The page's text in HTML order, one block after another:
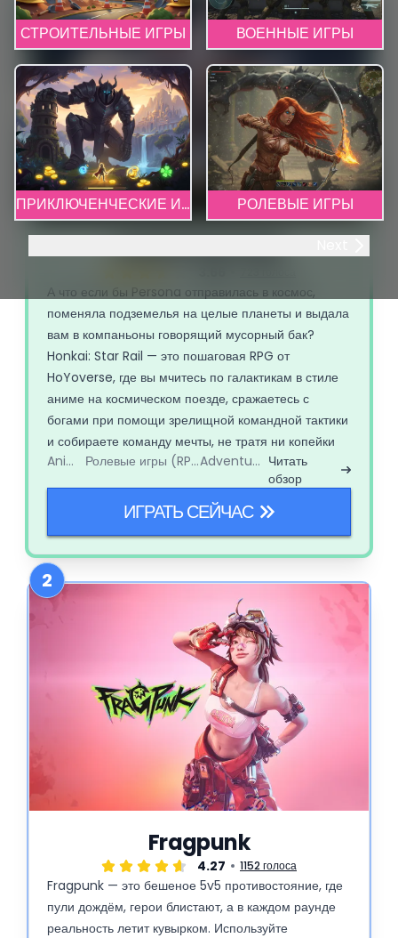
Honkai Star Rail
А что если бы Persona отправилась в космос,
поменяла подземелья на целые планеты и выдала
вам в компаньоны говорящий мусорный бак?
Honkai: Star Rail — это пошаговая RPG от
HoYoverse, где вы мчитесь по галактикам в стиле
аниме на космическом поезде, сражаетесь с
богами при помощи зрелищной командной тактики
и собираете команду мечты, не тратя ни копейки
(если хватит терпения). Это странная, остроумная
и невероятно тактическая игра.
Anime Ролевые игры (RPG) Adventure Читать
обзор
ИГРАТЬ СЕЙЧАС
2
Fragpunk
4.27 1152 голоса
Fragpunk — это бешеное 5v5 противостояние, где
пули дождём, герои блистают, а в каждом раунде
реальность летит кувырком. Используйте
СТРОИТЕЛЬНЫЕ ИГРЫ ВОЕННЫЕ ИГРЫ
ПРИКЛЮЧЕНЧЕСКИЕ ИГРЫ
РОЛЕВЫЕ ИГРЫ